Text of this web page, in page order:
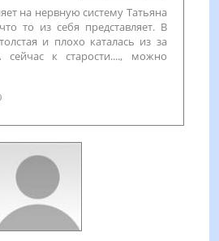
на нервную систему Татьяна
то из себя представляет. В
и плохо каталась из за
к старости...., можно